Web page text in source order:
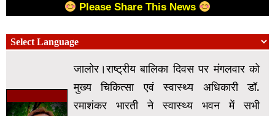
Please Share This News
जालोर।राष्ट्रीय बालिका दिवस पर मंगलवार को
मुख्य चिकित्सा एवं स्वास्थ्य अधिकारी डॉ.
रमाशंकर भारती ने स्वास्थ्य भवन में सभी